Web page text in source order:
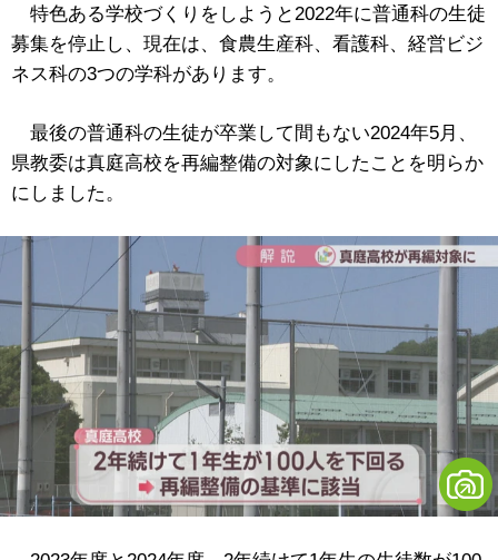
特色ある学校づくりをしようと2022年に普通科の生徒
募集を停止し、現在は、食農生産科、看護科、経営ビジ
ネス科の3つの学科があります。
最後の普通科の生徒が卒業して間もない2024年5月、
県教委は真庭高校を再編整備の対象にしたことを明らか
にしました。